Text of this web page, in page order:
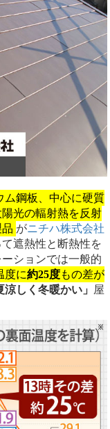
ム鋼板、中心に硬質
光の輻射熱を反射
がニチハ株式会社
遮熱性と断熱性を
ションでは一般的
度に約25度もの差が
涼しく冬暖かい」
屋